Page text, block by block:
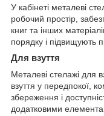
У кабінеті металеві
робочий простір,
книг та інших
порядку і підвищують
Для взуття
Металеві стелажі для
взуття у передпокої,
збереження і
додатковими